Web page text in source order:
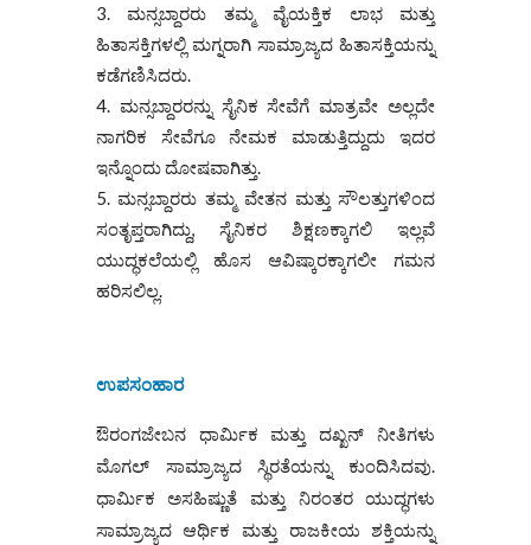
ಮನ್ಸಬ್ದಾರರು ತಮ್ಮ ವೈಯಕ್ತಿಕ ಲಾಭ ಮತ್ತು
ಹಿತಾಸಕ್ತಿಗಳಲ್ಲಿ ಮಗ್ನರಾಗಿ ಸಾಮ್ರಾಜ್ಯದ ಹಿತಾಸಕ್ತಿಯನ್ನು
ಕಡೆಗಣಿಸಿದರು.
ಮನ್ಸಬ್ದಾರರನ್ನು ಸೈನಿಕ ಸೇವೆಗೆ ಮಾತ್ರವೇ ಅಲ್ಲದೇ
ನಾಗರಿಕ ಸೇವೆಗೂ ನೇಮಕ ಮಾಡುತ್ತಿದ್ದುದು ಇದರ
ಇನ್ನೊಂದು ದೋಷವಾಗಿತ್ತು.
ಮನ್ಸಬ್ದಾರರು ತಮ್ಮ ವೇತನ ಮತ್ತು ಸೌಲತ್ತುಗಳಿಂದ
ಸಂತೃಪ್ತರಾಗಿದ್ದು, ಸೈನಿಕರ ಶಿಕ್ಷಣಕ್ಕಾಗಲಿ ಇಲ್ಲವೆ
ಯುದ್ಧಕಲೆಯಲ್ಲಿ ಹೊಸ ಆವಿಷ್ಕಾರಕ್ಕಾಗಲೀ ಗಮನ
ಹರಿಸಲಿಲ್ಲ.
ಉಪಸಂಹಾರ
ಔರಂಗಜೇಬನ ಧಾರ್ಮಿಕ ಮತ್ತು ದಖ್ಖನ್ ನೀತಿಗಳು
ಮೊಗಲ್ ಸಾಮ್ರಾಜ್ಯದ ಸ್ಥಿರತೆಯನ್ನು ಕುಂದಿಸಿದವು.
ಧಾರ್ಮಿಕ ಅಸಹಿಷ್ಣುತೆ ಮತ್ತು ನಿರಂತರ ಯುದ್ಧಗಳು
ಸಾಮ್ರಾಜ್ಯದ ಆರ್ಥಿಕ ಮತ್ತು ರಾಜಕೀಯ ಶಕ್ತಿಯನ್ನು